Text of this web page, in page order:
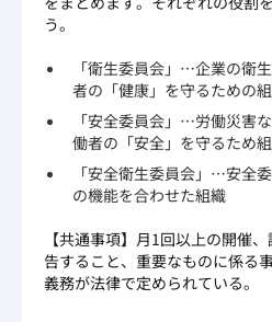
う。
「衛生委員会」…企業の衛
者の「健康」を守るための
「安全委員会」…労働災害
働者の「安全」を守るため
「安全衛生委員会」…安全
の機能を合わせた組織
【共通事項】月1回以上の開催
告すること、重要なものに係る
義務が法律で定められている。